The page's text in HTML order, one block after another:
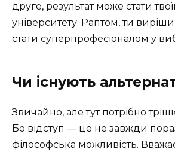
друге, результат може стати
університету. Раптом, ти
стати суперпрофесіоналом у
Чи існують
Звичайно, але тут потрібно
Бо відступ — це не завжди
філософська можливість.